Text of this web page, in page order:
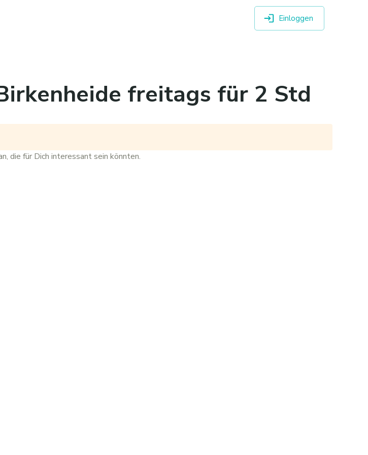
Einloggen
freitags für 2 Std
die für Dich interessant sein könnten.